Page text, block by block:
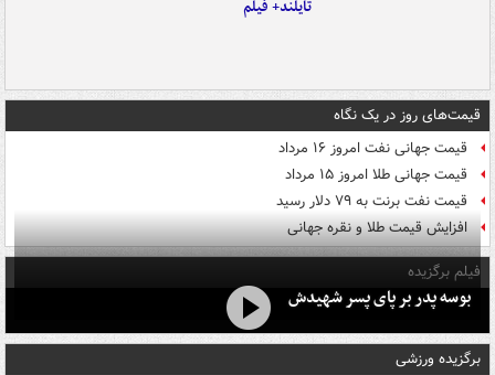
تایلند+ فیلم
قیمت‌های روز در یک نگاه
قیمت جهانی نفت امروز ۱۶ مرداد
قیمت جهانی طلا امروز ۱۵ مرداد
قیمت نفت برنت به ۷۹ دلار رسید
افزایش قیمت طلا و نقره جهانی
فیلم برگزیده
بوسه‌ پدر بر پای پسر شهیدش
برگزیده ورزشی